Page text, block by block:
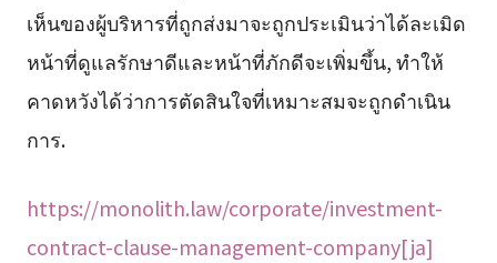
เห็นของผู้บริหารที่ถูกส่งมาจะถูกประเมินว่าได้ละเมิด
หน้าที่ดูแลรักษาดีและหน้าที่ภักดีจะเพิ่มขึ้น, ทำให้
คาดหวังได้ว่าการตัดสินใจที่เหมาะสมจะถูกดำเนิน
การ.
https://monolith.law/corporate/investment-
contract-clause-management-company[ja]